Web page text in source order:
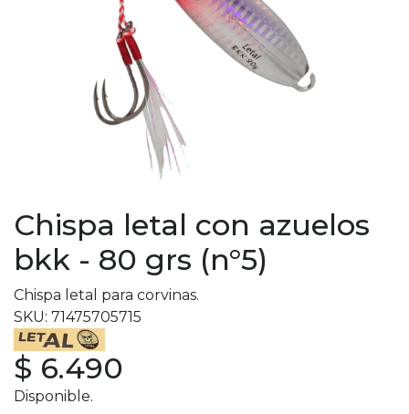
Chispa letal con azuelos
bkk - 80 grs (n°5)
Chispa letal para corvinas.
SKU: 71475705715
$ 6.490
Disponible.